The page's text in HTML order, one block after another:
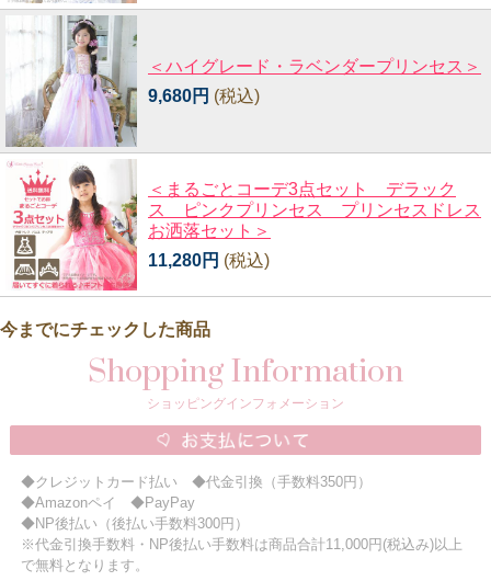
＜ハイグレード・ラベンダープリンセス＞
9,680円 (税込)
＜まるごとコーデ3点セット デラック
ス ピンクプリンセス プリンセスドレス
お洒落セット＞
11,280円 (税込)
今までにチェックした商品
Shopping Information
ショッピングインフォメーション
◆クレジットカード払い ◆代金引換（手数料350円）
◆Amazonペイ ◆PayPay
◆NP後払い（後払い手数料300円）
※代金引換手数料・NP後払い手数料は商品合計11,000円(税込み)以上
で無料となります。